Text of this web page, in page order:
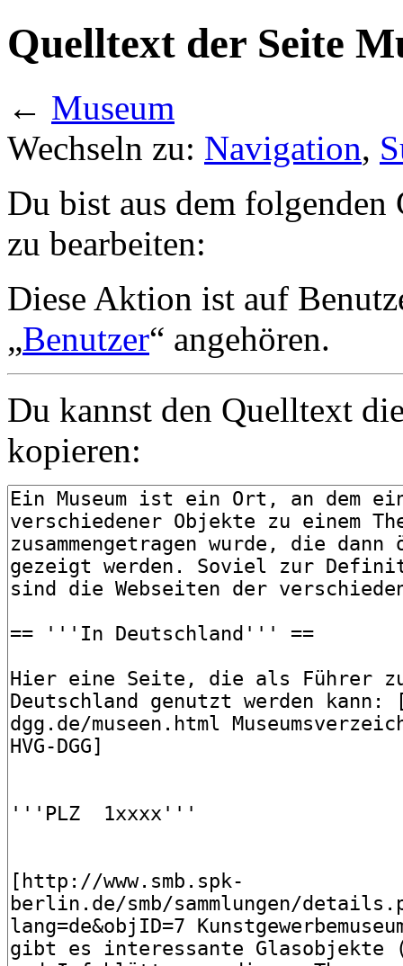
Quelltext der Seite
← Museum
Wechseln zu: Navigation,
Du bist aus dem
zu bearbeiten:
Diese Aktion ist auf
„Benutzer“ angehören.
Du kannst den Quelltext
kopieren: